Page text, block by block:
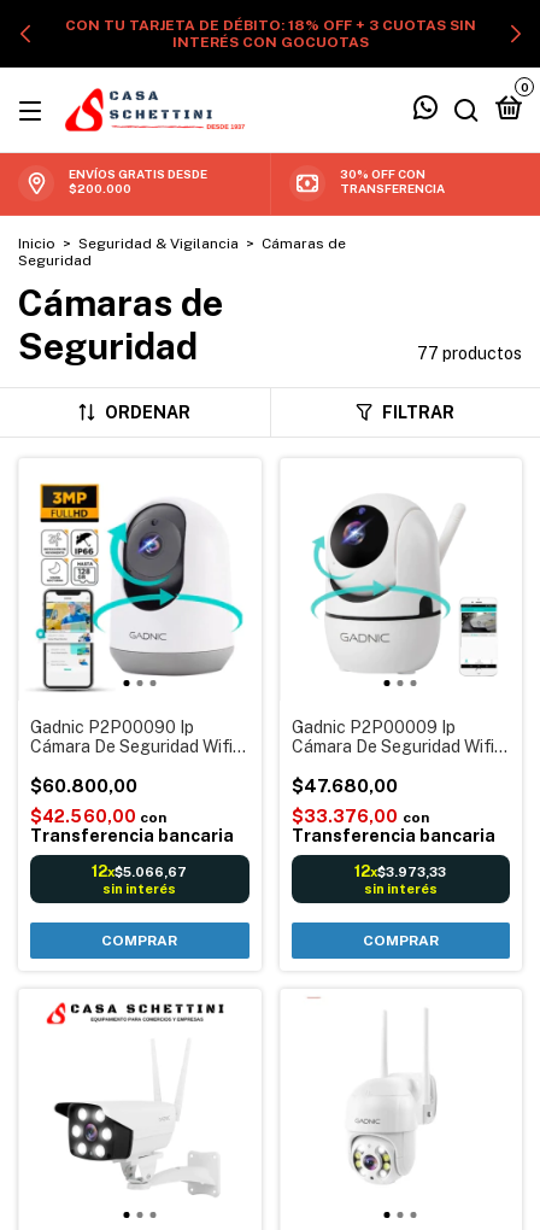
CON TU TARJETA DE DÉBITO: 18% OFF + 3 CUOTAS SIN
INTERÉS CON GOCUOTAS
0
ENVÍOS GRATIS DESDE
$200.000
30% OFF CON
TRANSFERENCIA
Inicio > Seguridad & Vigilancia > Cámaras de
Seguridad
Cámaras de
Seguridad
77 productos
ORDENAR FILTRAR
Gadnic P2P00090 Ip
Cámara De Seguridad Wifi
Audio HD Visión Nocturna
3mp
$60.800,00
$42.560,00 con
Transferencia bancaria
12x$5.066,67
sin interés
Gadnic P2P00009 Ip
Cámara De Seguridad Wifi
Audio HD Visión Nocturna
Sx9
$47.680,00
$33.376,00 con
Transferencia bancaria
12x$3.973,33
sin interés